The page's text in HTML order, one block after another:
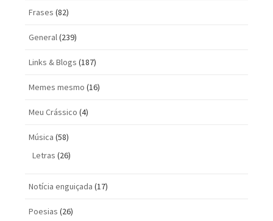
Frases (82)
General (239)
Links & Blogs (187)
Memes mesmo (16)
Meu Crássico (4)
Música (58)
Letras (26)
Notícia enguiçada (17)
Poesias (26)